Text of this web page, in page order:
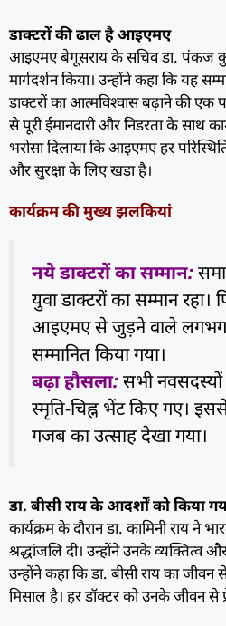
डाक्टरों की ढाल है आइएमए
आइएमए बेगूसराय के सचिव डा. पंकज
मार्गदर्शन किया। उन्होंने कहा कि यह
डाक्टरों का आत्मविश्वास बढ़ाने की एक
से पूरी ईमानदारी और निडरता के साथ
भरोसा दिलाया कि आइएमए हर
और सुरक्षा के लिए खड़ा है।
कार्यक्रम की मुख्य झलकियां
नये डाक्टरों का सम्मान:
युवा डाक्टरों का सम्मान रहा।
आइएमए से जुड़ने वाले लगभग
सम्मानित किया गया।
बढ़ा हौसला:सभी नवसदस्यों
स्मृति-चिह्न भेंट किए गए।
गजब का उत्साह देखा गया।
डा. बीसी राय के आदर्शों को किया
कार्यक्रम के दौरान डा. कामिनी राय ने
श्रद्धांजलि दी। उन्होंने उनके व्यक्तित्व
उन्होंने कहा कि डा. बीसी राय का
मिसाल है। हर डॉक्टर को उनके जीवन से